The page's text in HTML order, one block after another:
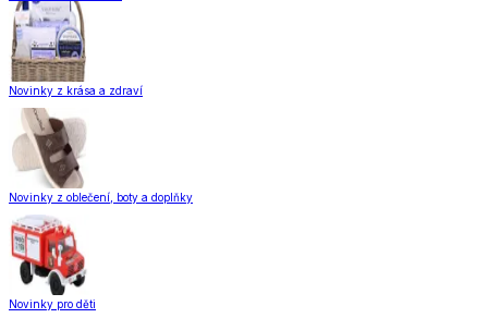
Novinky z krása a zdraví
Novinky z oblečení, boty a doplňky
Novinky pro děti